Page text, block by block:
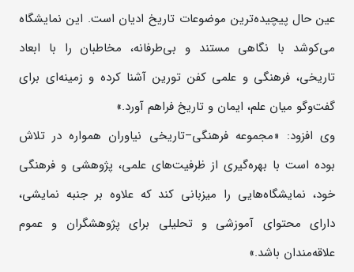
عین حال پیچیده‌ترین موضوعات تاریخ ادیان است. این نمایشگاه
می‌کوشد با نگاهی مستند و بی‌طرفانه، مخاطبان را با ابعاد
تاریخی، فرهنگی و علمی کفن تورین آشنا کرده و زمینه‌ای برای
گفت‌وگو میان علم، ایمان و تاریخ فراهم آورد.»
وی افزود: «مجموعه فرهنگی‌–‌تاریخی نیاوران همواره در تلاش
بوده است با بهره‌گیری از ظرفیت‌های علمی، پژوهشی و فرهنگی
خود، نمایشگاه‌هایی را میزبانی کند که علاوه بر جنبه نمایشی،
دارای محتوای آموزشی و تحلیلی برای پژوهشگران و عموم
علاقه‌مندان باشد.»